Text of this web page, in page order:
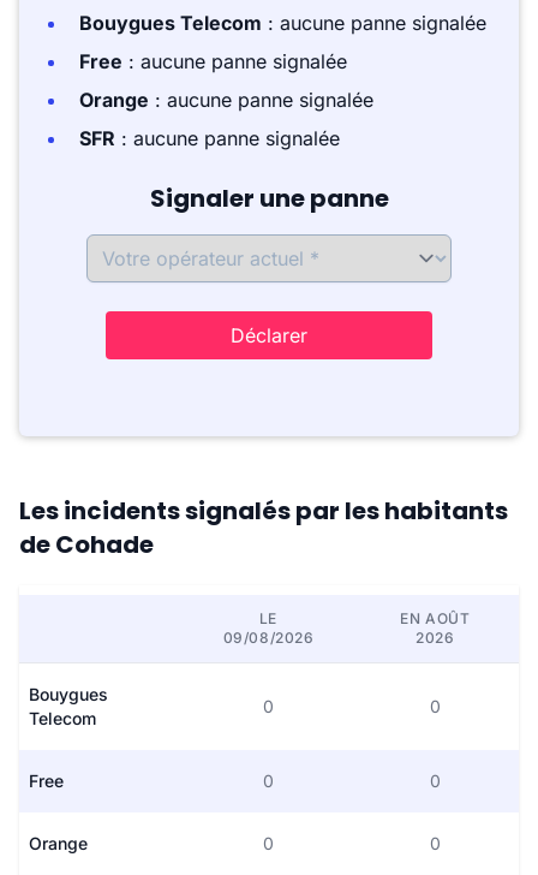
Bouygues Telecom : aucune panne signalée
Free : aucune panne signalée
Orange : aucune panne signalée
SFR : aucune panne signalée
Signaler une panne
Déclarer
Les incidents signalés par les habitants
de Cohade
LE
09/08/2026
EN AOÛT
2026
Bouygues
Telecom
0 0
Free 0 0
Orange 0 0